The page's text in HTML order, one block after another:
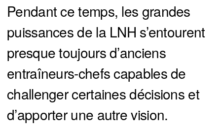
Pendant ce temps, les grandes
puissances de la LNH s’entourent
presque toujours d’anciens
entraîneurs-chefs capables de
challenger certaines décisions et
d’apporter une autre vision.